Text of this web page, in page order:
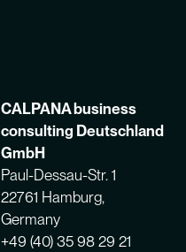
CALPANA business
consulting Deutschland
GmbH
Paul-Dessau-Str. 1
22761 Hamburg,
Germany
+49 (40) 35 98 29 21